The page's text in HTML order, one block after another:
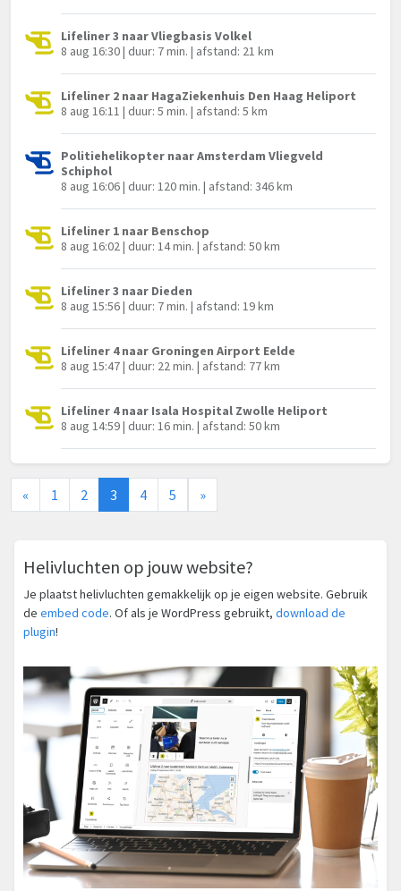
Lifeliner 3 naar Vliegbasis Volkel
8 aug 16:30 | duur: 7 min. | afstand: 21 km
Lifeliner 2 naar HagaZiekenhuis Den Haag Heliport
8 aug 16:11 | duur: 5 min. | afstand: 5 km
Politiehelikopter naar Amsterdam Vliegveld
Schiphol
8 aug 16:06 | duur: 120 min. | afstand: 346 km
Lifeliner 1 naar Benschop
8 aug 16:02 | duur: 14 min. | afstand: 50 km
Lifeliner 3 naar Dieden
8 aug 15:56 | duur: 7 min. | afstand: 19 km
Lifeliner 4 naar Groningen Airport Eelde
8 aug 15:47 | duur: 22 min. | afstand: 77 km
Lifeliner 4 naar Isala Hospital Zwolle Heliport
8 aug 14:59 | duur: 16 min. | afstand: 50 km
« 1 2 3 4 5 »
Helivluchten op jouw website?
Je plaatst helivluchten gemakkelijk op je eigen website. Gebruik
de embed code. Of als je WordPress gebruikt, download de
plugin!